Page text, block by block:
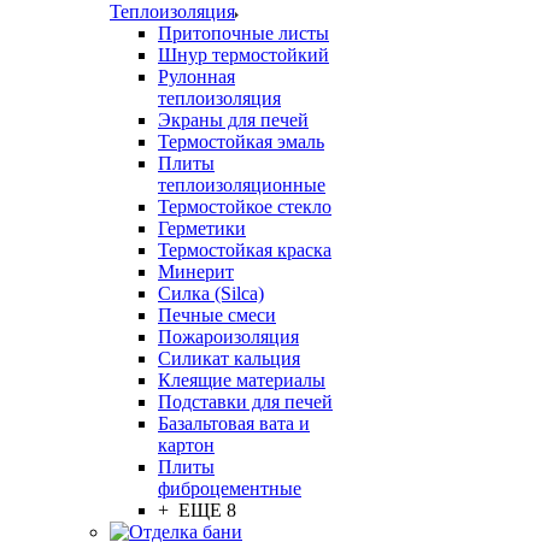
Теплоизоляция
Притопочные листы
Шнур термостойкий
Рулонная
теплоизоляция
Экраны для печей
Термостойкая эмаль
Плиты
теплоизоляционные
Термостойкое стекло
Герметики
Термостойкая краска
Минерит
Силка (Silca)
Печные смеси
Пожароизоляция
Силикат кальция
Клеящие материалы
Подставки для печей
Базальтовая вата и
картон
Плиты
фиброцементные
+ ЕЩЕ 8